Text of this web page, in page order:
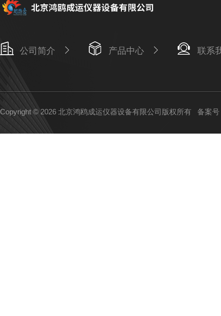
公司简介 产品中心 联系
Copyright © 2026 北京鸿鸥成运仪器设备有限公司版权所有 备案号